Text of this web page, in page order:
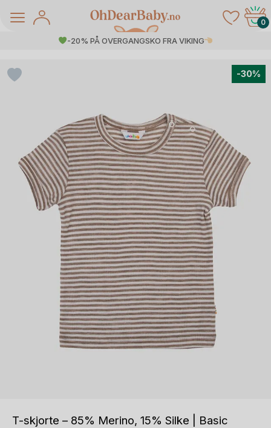
0
-20% PÅ OVERGANGSKO FRA VIKING
-30%
T-skjorte – 85% Merino, 15% Silke | Basic